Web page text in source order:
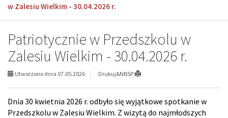
w Zalesiu Wielkim - 30.04.2026 r.
Patriotycznie w Przedszkolu w
Zalesiu Wielkim - 30.04.2026 r.
Utworzono dnia 07.05.2026 Drukuj&NBSP;
Dnia 30 kwietnia 2026 r. odbyło się wyjątkowe spotkanie w
Przedszkolu w Zalesiu Wielkim. Z wizytą do najmłodszych